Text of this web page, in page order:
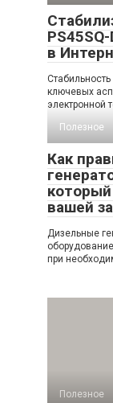
в
ключевых
электронной
Полезное
Как
вашей
Дизельные
при
Полезное